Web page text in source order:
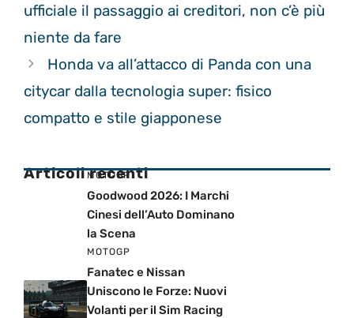
ufficiale il passaggio ai creditori, non c’è più
niente da fare
Honda va all’attacco di Panda con una
citycar dalla tecnologia super: fisico
compatto e stile giapponese
Articoli recenti
MOTOGP
Goodwood 2026: I Marchi
Cinesi dell’Auto Dominano
la Scena
MOTOGP
Fanatec e Nissan
Uniscono le Forze: Nuovi
Volanti per il Sim Racing